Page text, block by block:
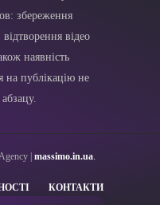
збереження
відео
наявність
на публікацію не
| massimo.in.ua.
КОНТАКТИ